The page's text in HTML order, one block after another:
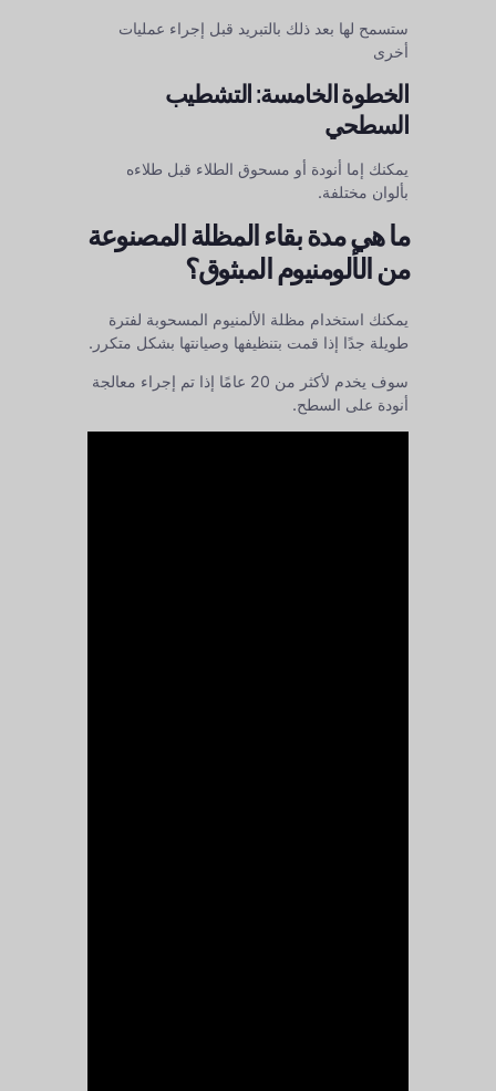
ستسمح لها بعد ذلك بالتبريد قبل إجراء عمليات
أخرى
الخطوة الخامسة: التشطيب
السطحي
يمكنك إما أنودة أو مسحوق الطلاء قبل طلاءه
بألوان مختلفة.
ما هي مدة بقاء المظلة المصنوعة
من الألومنيوم المبثوق؟
يمكنك استخدام مظلة الألمنيوم المسحوبة لفترة
طويلة جدًا إذا قمت بتنظيفها وصيانتها بشكل متكرر.
سوف يخدم لأكثر من 20 عامًا إذا تم إجراء معالجة
أنودة على السطح.